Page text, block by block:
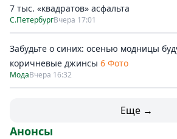
7 тыс. «квадратов» асфальта
С.ПетербургВчера 17:01
Забудьте о синих: осенью модницы
коричневые джинсы 6 Фото
МодаВчера 16:32
Еще →
Анонсы